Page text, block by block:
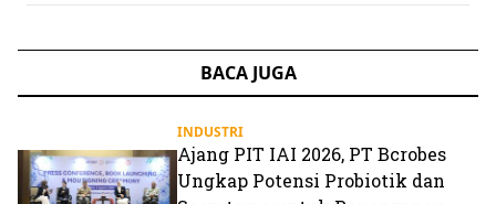
BACA JUGA
INDUSTRI
Ajang PIT IAI 2026, PT Bcrobes
Ungkap Potensi Probiotik dan